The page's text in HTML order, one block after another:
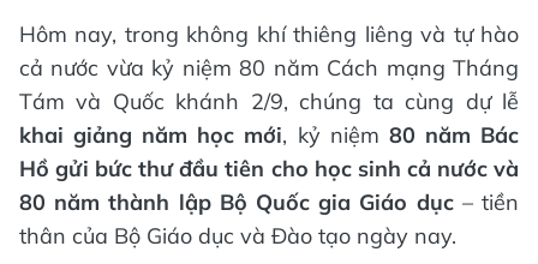
Hôm nay, trong không khí thiêng liêng và tự hào
cả nước vừa kỷ niệm 80 năm Cách mạng Tháng
Tám và Quốc khánh 2/9, chúng ta cùng dự lễ
khai giảng năm học mới, kỷ niệm 80 năm Bác
Hồ gửi bức thư đầu tiên cho học sinh cả nước và
80 năm thành lập Bộ Quốc gia Giáo dục– tiền
thân của Bộ Giáo dục và Đào tạo ngày nay.